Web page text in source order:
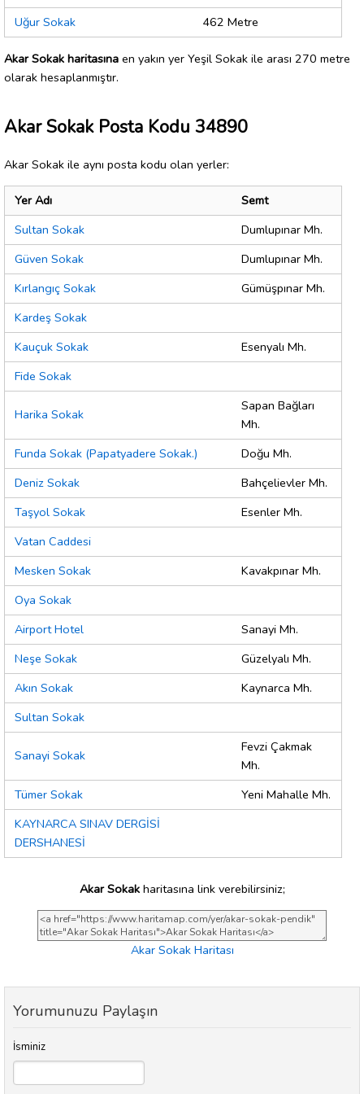
Uğur Sokak
462 Metre
Akar Sokak haritasına en yakın yer Yeşil Sokak ile arası 270 metre
olarak hesaplanmıştır.
Akar Sokak Posta Kodu 34890
Akar Sokak ile aynı posta kodu olan yerler:
Yer Adı
Semt
Sultan Sokak
Dumlupınar Mh.
Güven Sokak
Dumlupınar Mh.
Kırlangıç Sokak
Gümüşpınar Mh.
Kardeş Sokak
Kauçuk Sokak
Esenyalı Mh.
Fide Sokak
Harika Sokak
Sapan Bağları
Mh.
Funda Sokak (Papatyadere Sokak.)
Doğu Mh.
Deniz Sokak
Bahçelievler Mh.
Taşyol Sokak
Esenler Mh.
Vatan Caddesi
Mesken Sokak
Kavakpınar Mh.
Oya Sokak
Airport Hotel
Sanayi Mh.
Neşe Sokak
Güzelyalı Mh.
Akın Sokak
Kaynarca Mh.
Sultan Sokak
Sanayi Sokak
Fevzi Çakmak
Mh.
Tümer Sokak
Yeni Mahalle Mh.
KAYNARCA SINAV DERGİSİ
DERSHANESİ
Akar Sokakharitasına link verebilirsiniz;
Akar Sokak Haritası
Yorumunuzu Paylaşın
İsminiz